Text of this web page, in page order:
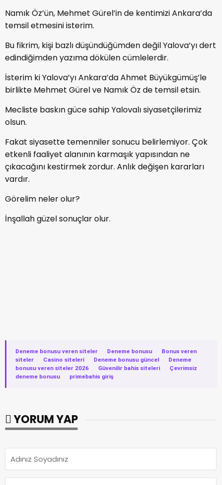
Namık Öz’ün, Mehmet Gürel’in de kentimizi Ankara’da
temsil etmesini isterim.
Bu fikrim, kişi bazlı düşündüğümden değil Yalova’yı dert
edindiğimden yazıma dökülen cümlelerdir.
İsterim ki Yalova’yı Ankara’da Ahmet Büyükgümüş’le
birlikte Mehmet Gürel ve Namık Öz de temsil etsin.
Mecliste baskın güce sahip Yalovalı siyasetçilerimiz
olsun.
Fakat siyasette temenniler sonucu belirlemiyor. Çok
etkenli faaliyet alanının karmaşık yapısından ne
çıkacağını kestirmek zordur. Anlık değişen kararları
vardır.
Görelim neler olur?
İnşallah güzel sonuçlar olur.
Deneme bonusu veren siteler · Deneme bonusu ·
Bonus veren
siteler
· Casino siteleri · Deneme bonusu güncel ·
Deneme
bonusu veren siteler 2026
· Güvenilir bahis siteleri ·
Çevrimsiz
deneme bonusu
· primebahis giriş
YORUM YAP